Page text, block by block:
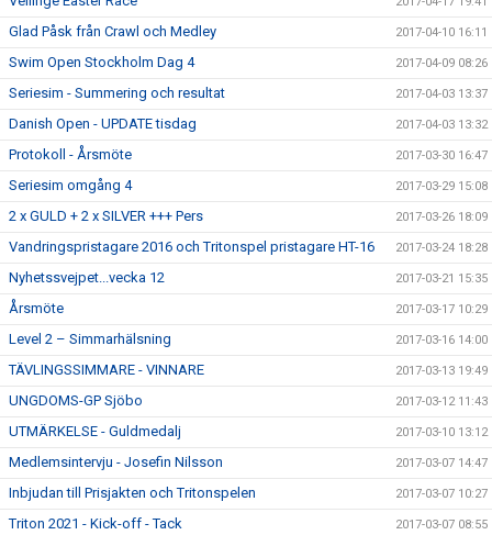
Glad Påsk från Crawl och Medley 2017-04-10 16:11
Swim Open Stockholm Dag 4 2017-04-09 08:26
Seriesim - Summering och resultat 2017-04-03 13:37
Danish Open - UPDATE tisdag 2017-04-03 13:32
Protokoll - Årsmöte 2017-03-30 16:47
Seriesim omgång 4 2017-03-29 15:08
2 x GULD + 2 x SILVER +++ Pers 2017-03-26 18:09
Vandringspristagare 2016 och Tritonspel pristagare HT-16 2017-03-24 18:28
Nyhetssvejpet...vecka 12 2017-03-21 15:35
Årsmöte 2017-03-17 10:29
Level 2 – Simmarhälsning 2017-03-16 14:00
TÄVLINGSSIMMARE - VINNARE 2017-03-13 19:49
UNGDOMS-GP Sjöbo 2017-03-12 11:43
UTMÄRKELSE - Guldmedalj 2017-03-10 13:12
Medlemsintervju - Josefin Nilsson 2017-03-07 14:47
Inbjudan till Prisjakten och Tritonspelen 2017-03-07 10:27
Triton 2021 - Kick-off - Tack 2017-03-07 08:55